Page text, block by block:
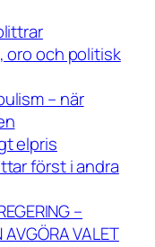
oro och politisk
– när
elpris
först i andra
–
VALET